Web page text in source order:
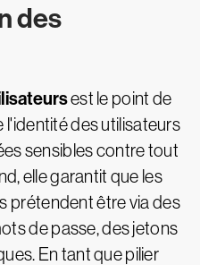
des
est le point de
l'identité des utilisateurs
sensibles contre tout
elle garantit que les
prétendent être via des
de passe, des jetons
En tant que pilier